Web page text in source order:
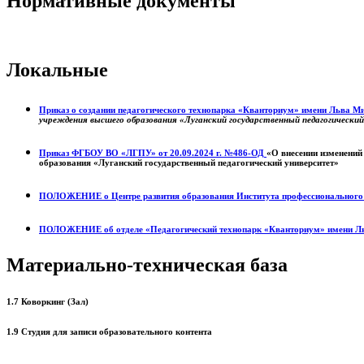
Локальные
Приказ о создании педагогического технопарка «Кванториум» имени Льва
учреждения высшего образования «Луганский государственный
Приказ ФГБОУ ВО «ЛГПУ» от 20.09.2024 г. №486-ОД «О внесении
образования «Луганский государственный педагогический университет»
ПОЛОЖЕНИЕ о Центре развития образования Института
ПОЛОЖЕНИЕ об отделе «Педагогический технопарк «Кванториум» имени
Материально-техническая база
1.7 Коворкинг (Зал)
1.9 Студия для записи образовательного контента